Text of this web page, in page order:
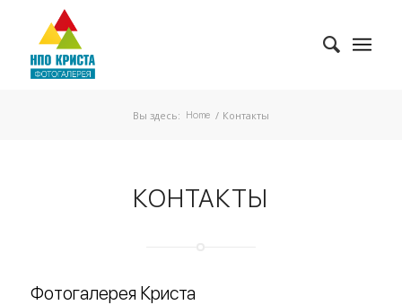
Вы здесь: Home / Контакты
КОНТАКТЫ
Фотогалерея Криста